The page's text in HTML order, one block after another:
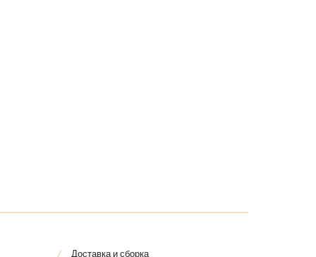
Доставка и сборка